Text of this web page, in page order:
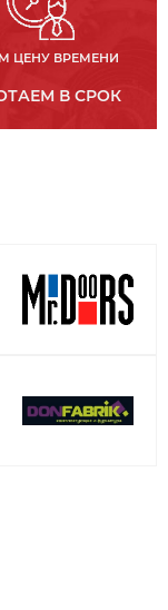
ЦЕНУ ВРЕМЕНИ
В СРОК